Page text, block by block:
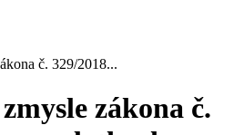
č. 329/2018...
zákona č.